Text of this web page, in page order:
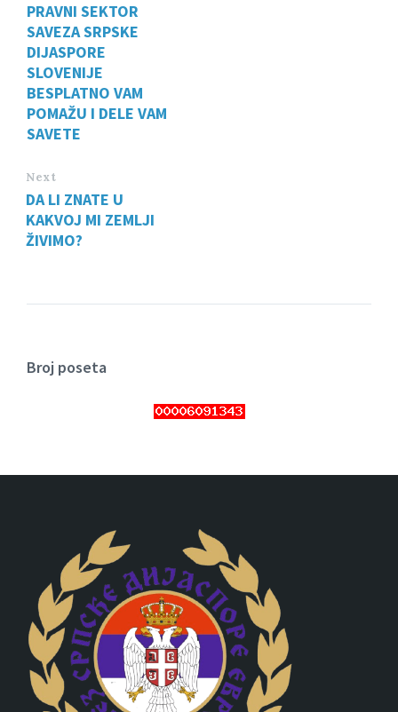
PRAVNI SEKTOR
SAVEZA SRPSKE
DIJASPORE
SLOVENIJE
BESPLATNO VAM
POMAŽU I DELE VAM
SAVETE
Next
DA LI ZNATE U
KAKVOJ MI ZEMLJI
ŽIVIMO?
Broj poseta